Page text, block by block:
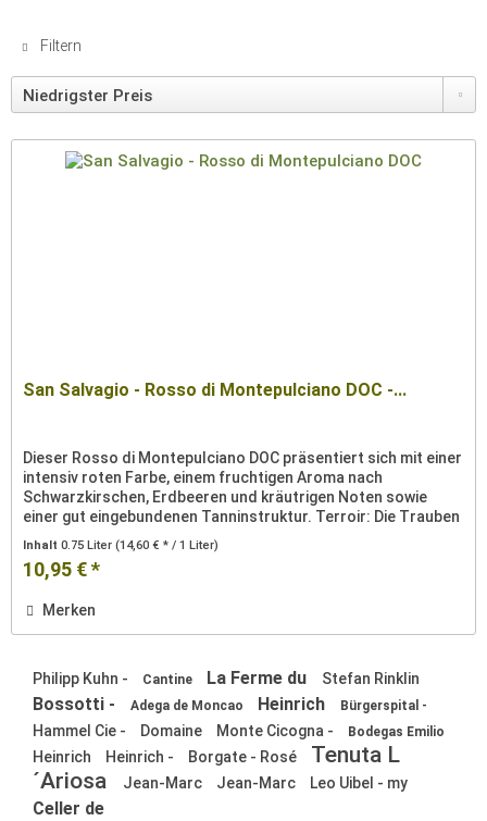
Filtern
San Salvagio - Rosso di Montepulciano DOC -...
Dieser Rosso di Montepulciano DOC präsentiert sich mit einer
intensiv roten Farbe, einem fruchtigen Aroma nach
Schwarzkirschen, Erdbeeren und kräutrigen Noten sowie
einer gut eingebundenen Tanninstruktur. Terroir: Die Trauben
Inhalt0.75 Liter(14,60 € * / 1 Liter)
10,95 € *
Merken
Philipp Kuhn - Cantine La Ferme du Stefan Rinklin
Bossotti - Adega de Moncao Heinrich Bürgerspital -
Hammel Cie - Domaine Monte Cicogna - Bodegas Emilio
Heinrich Heinrich - Borgate - Rosé
Tenuta L
´Ariosa
Jean-Marc Jean-Marc Leo Uibel - my
Celler de